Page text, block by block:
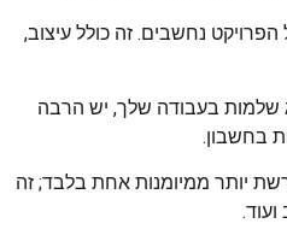
נחשבים. זה כולל עיצוב,
שלמות בעבודה שלך, יש הרבה
בחשבון.
יותר ממיומנות אחת בלבד; זה